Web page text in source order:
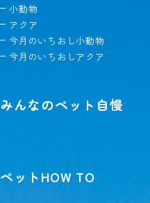
小動物
アクア
今月のいちおし小動物
今月のいちおしアクア
みんなのペット自慢
ペットHOW TO